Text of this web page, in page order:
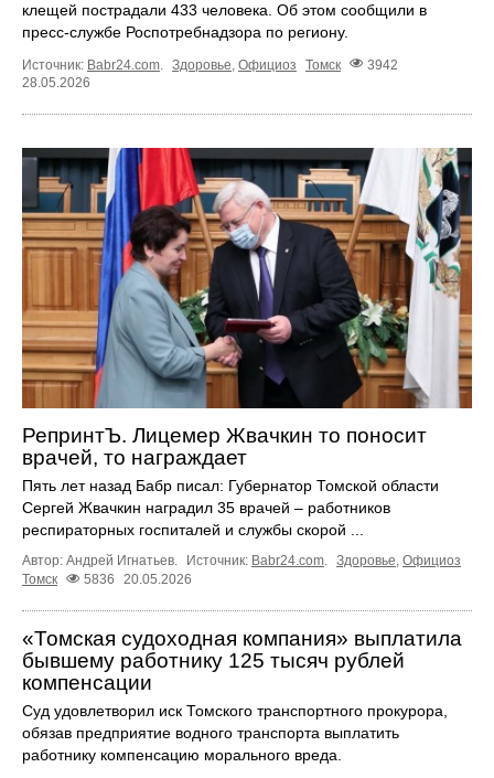
клещей пострадали 433 человека. Об этом сообщили в
пресс-службе Роспотребнадзора по региону.
Источник: Babr24.com Здоровье Официоз Томск
3942
28.05.2026
РепринтЪ. Лицемер Жвачкин то поносит
врачей, то награждает
Пять лет назад Бабр писал: Губернатор Томской области
Сергей Жвачкин наградил 35 врачей – работников
респираторных госпиталей и службы скорой ...
Автор: Андрей Игнатьев. Источник: Babr24.com. Здоровье, Официоз
Томск
5836 20.05.2026
«Томская судоходная компания» выплатила
бывшему работнику 125 тысяч рублей
компенсации
Суд удовлетворил иск Томского транспортного прокурора,
обязав предприятие водного транспорта выплатить
работнику компенсацию морального вреда.